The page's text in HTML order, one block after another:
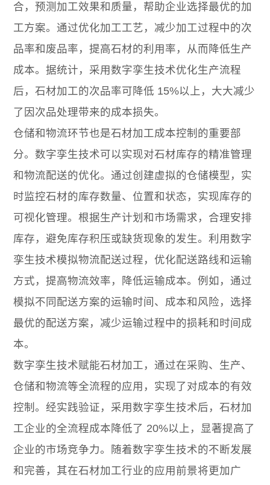
合，预测加工效果和质量，帮助企业选择最优的加
工方案。通过优化加工工艺，减少加工过程中的次
品率和废品率，提高石材的利用率，从而降低生产
成本。据统计，采用数字孪生技术优化生产流程
后，石材加工的次品率可降低 15%以上，大大减少
了因次品处理带来的成本损失。
仓储和物流环节也是石材加工成本控制的重要部
分。数字孪生技术可以实现对石材库存的精准管理
和物流配送的优化。通过创建虚拟的仓储模型，实
时监控石材的库存数量、位置和状态，实现库存的
可视化管理。根据生产计划和市场需求，合理安排
库存，避免库存积压或缺货现象的发生。利用数字
孪生技术模拟物流配送过程，优化配送路线和运输
方式，提高物流效率，降低运输成本。例如，通过
模拟不同配送方案的运输时间、成本和风险，选择
最优的配送方案，减少运输过程中的损耗和时间成
本。
数字孪生技术赋能石材加工，通过在采购、生产、
仓储和物流等全流程的应用，实现了对成本的有效
控制。经实践验证，采用数字孪生技术后，石材加
工企业的全流程成本降低了 20%以上，显著提高了
企业的市场竞争力。随着数字孪生技术的不断发展
和完善，其在石材加工行业的应用前景将更加广